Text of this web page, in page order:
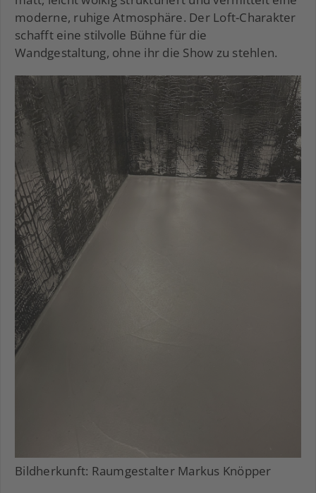
moderne, ruhige Atmosphäre. Der Loft-Charakter
schafft eine stilvolle Bühne für die
Wandgestaltung, ohne ihr die Show zu stehlen.
Bildherkunft: Raumgestalter Markus Knöpper